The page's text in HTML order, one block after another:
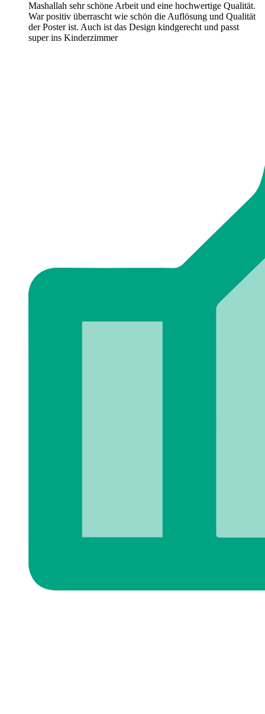
Mashallah sehr schöne Arbeit und eine hochwertige Qualität.
War positiv überrascht wie schön die Auflösung und Qualität
der Poster ist. Auch ist das Design kindgerecht und passt
super ins Kinderzimmer